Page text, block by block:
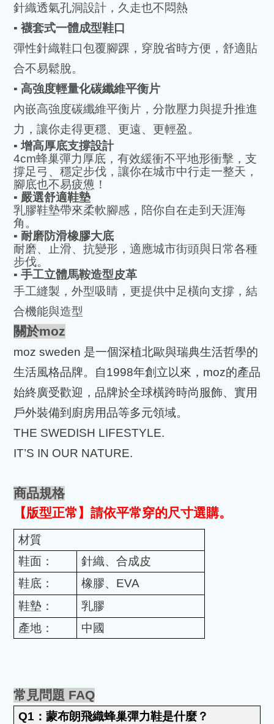
針織透氣孔洞設計，久走也不悶熱
▪️ 襪套式一體成型鞋口
彈性針織鞋口包覆腳踝，穿脫省時方便，舒適貼
合不易鬆脫。
▪️ 高強度輕量化碳纖維平衡片
內嵌高強度碳纖維平衡片，分散壓力與提升推進
力，讓你走得更穩、更遠、更輕盈。
▪️增高厚底支撐設計
4cm蜂巢彈力厚底，有效緩衝不平地形衝擊，支
撐足弓、穩定步伐，讓你在城市中行走一整天，
腳底也不易疲憊！
▪️ 嚴選舒適鞋墊
乳膠鞋墊帶來柔軟腳感，陪你自在走到天涯海
角。
▪️ 耐磨防滑橡膠大底
耐磨、止滑、抗變形，適應城市街頭與日常各種
步伐。
▪️ 手工立體馬鞍造型皮革
手工縫製，外型吸睛，更提供中足橫向支撐，結
合機能與造型
關於moz
moz sweden 是一個深植北歐與瑞典生活哲學的
生活風格品牌。自1998年創立以來， moz的產品
始終廣受歡迎，品牌於全球橫跨時尚服飾、實用
戶外裝備到廚房用品等多元領域。
THE SWEDISH LIFESTYLE.
IT’S IN OUR NATURE.
商品規格
【版型正常】請依平常穿的尺寸選購。
材質
鞋面：
針織、合成皮
鞋底：
橡膠、 EVA
鞋墊：
乳膠
產地：
中國
常見問題 FAQ
Q1 ：蒙布朗飛織蜂巢彈力鞋是什麼？